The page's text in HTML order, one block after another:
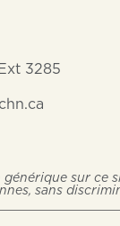
3285
générique sur ce
sans